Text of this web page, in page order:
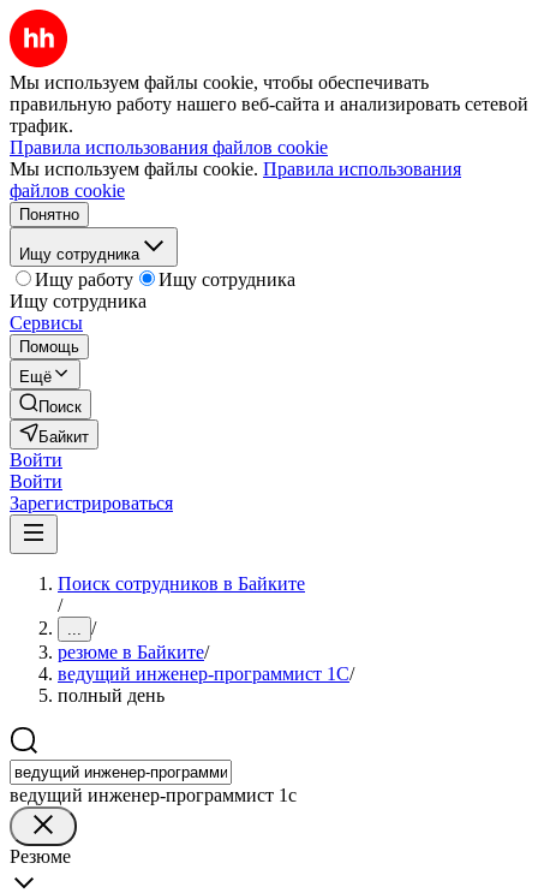
Мы используем файлы cookie, чтобы обеспечивать
правильную работу нашего веб-сайта и анализировать сетевой
трафик.
Правила использования файлов cookie
Мы используем файлы cookie. Правила использования
файлов cookie
Понятно
Ищу сотрудника
Ищу работу
Ищу сотрудника
Ищу сотрудника
Сервисы
Помощь
Ещё
Поиск
Байкит
Войти
Войти
Зарегистрироваться
Поиск сотрудников в Байките
/
... /
резюме в Байките/
ведущий инженер-программист 1С/
полный день
ведущий инженер-программист 1с
Резюме